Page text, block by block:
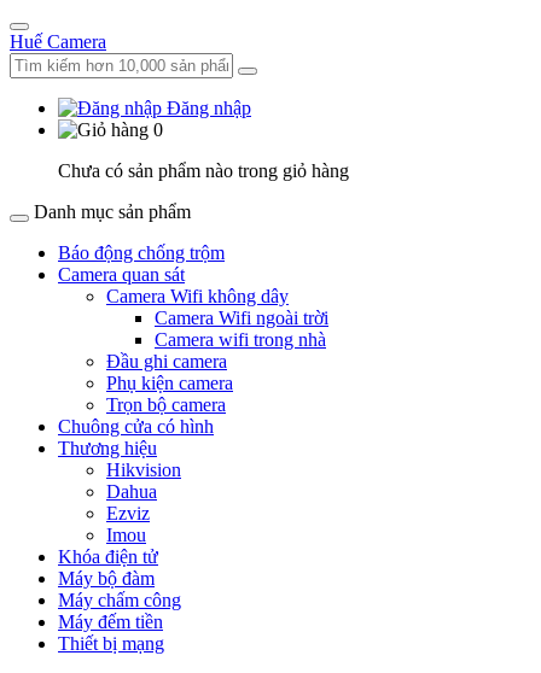
Huế Camera
Đăng nhập
0
Chưa có sản phẩm nào trong giỏ hàng
Danh mục sản phẩm
Báo động chống trộm
Camera quan sát
Camera Wifi không dây
Camera Wifi ngoài trời
Camera wifi trong nhà
Đầu ghi camera
Phụ kiện camera
Trọn bộ camera
Chuông cửa có hình
Thương hiệu
Hikvision
Dahua
Ezviz
Imou
Khóa điện tử
Máy bộ đàm
Máy chấm công
Máy đếm tiền
Thiết bị mạng